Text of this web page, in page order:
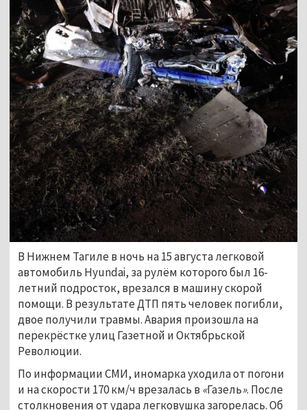
В Нижнем Тагиле в ночь на 15 августа легковой
автомобиль Hyundai, за рулём которого был 16-
летний подросток, врезался в машину скорой
помощи. В результате ДТП пять человек погибли,
двое получили травмы. Авария произошла на
перекрёстке улиц Газетной и Октябрьской
Революции.
По информации СМИ, иномарка уходила от погони
и на скорости 170 км/ч врезалась в «Газель». После
столкновения от удара легковушка загорелась. Об